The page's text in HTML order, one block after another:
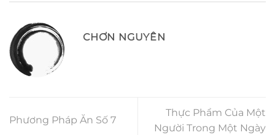
CHƠN NGUYÊN
Phương Pháp Ăn Số 7
Thực Phẩm Của Một
Người Trong Một Ngày